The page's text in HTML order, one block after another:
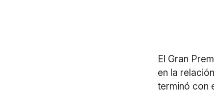
El Gran
en la
terminó con